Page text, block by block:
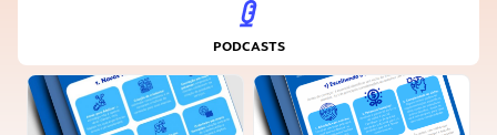
PODCASTS